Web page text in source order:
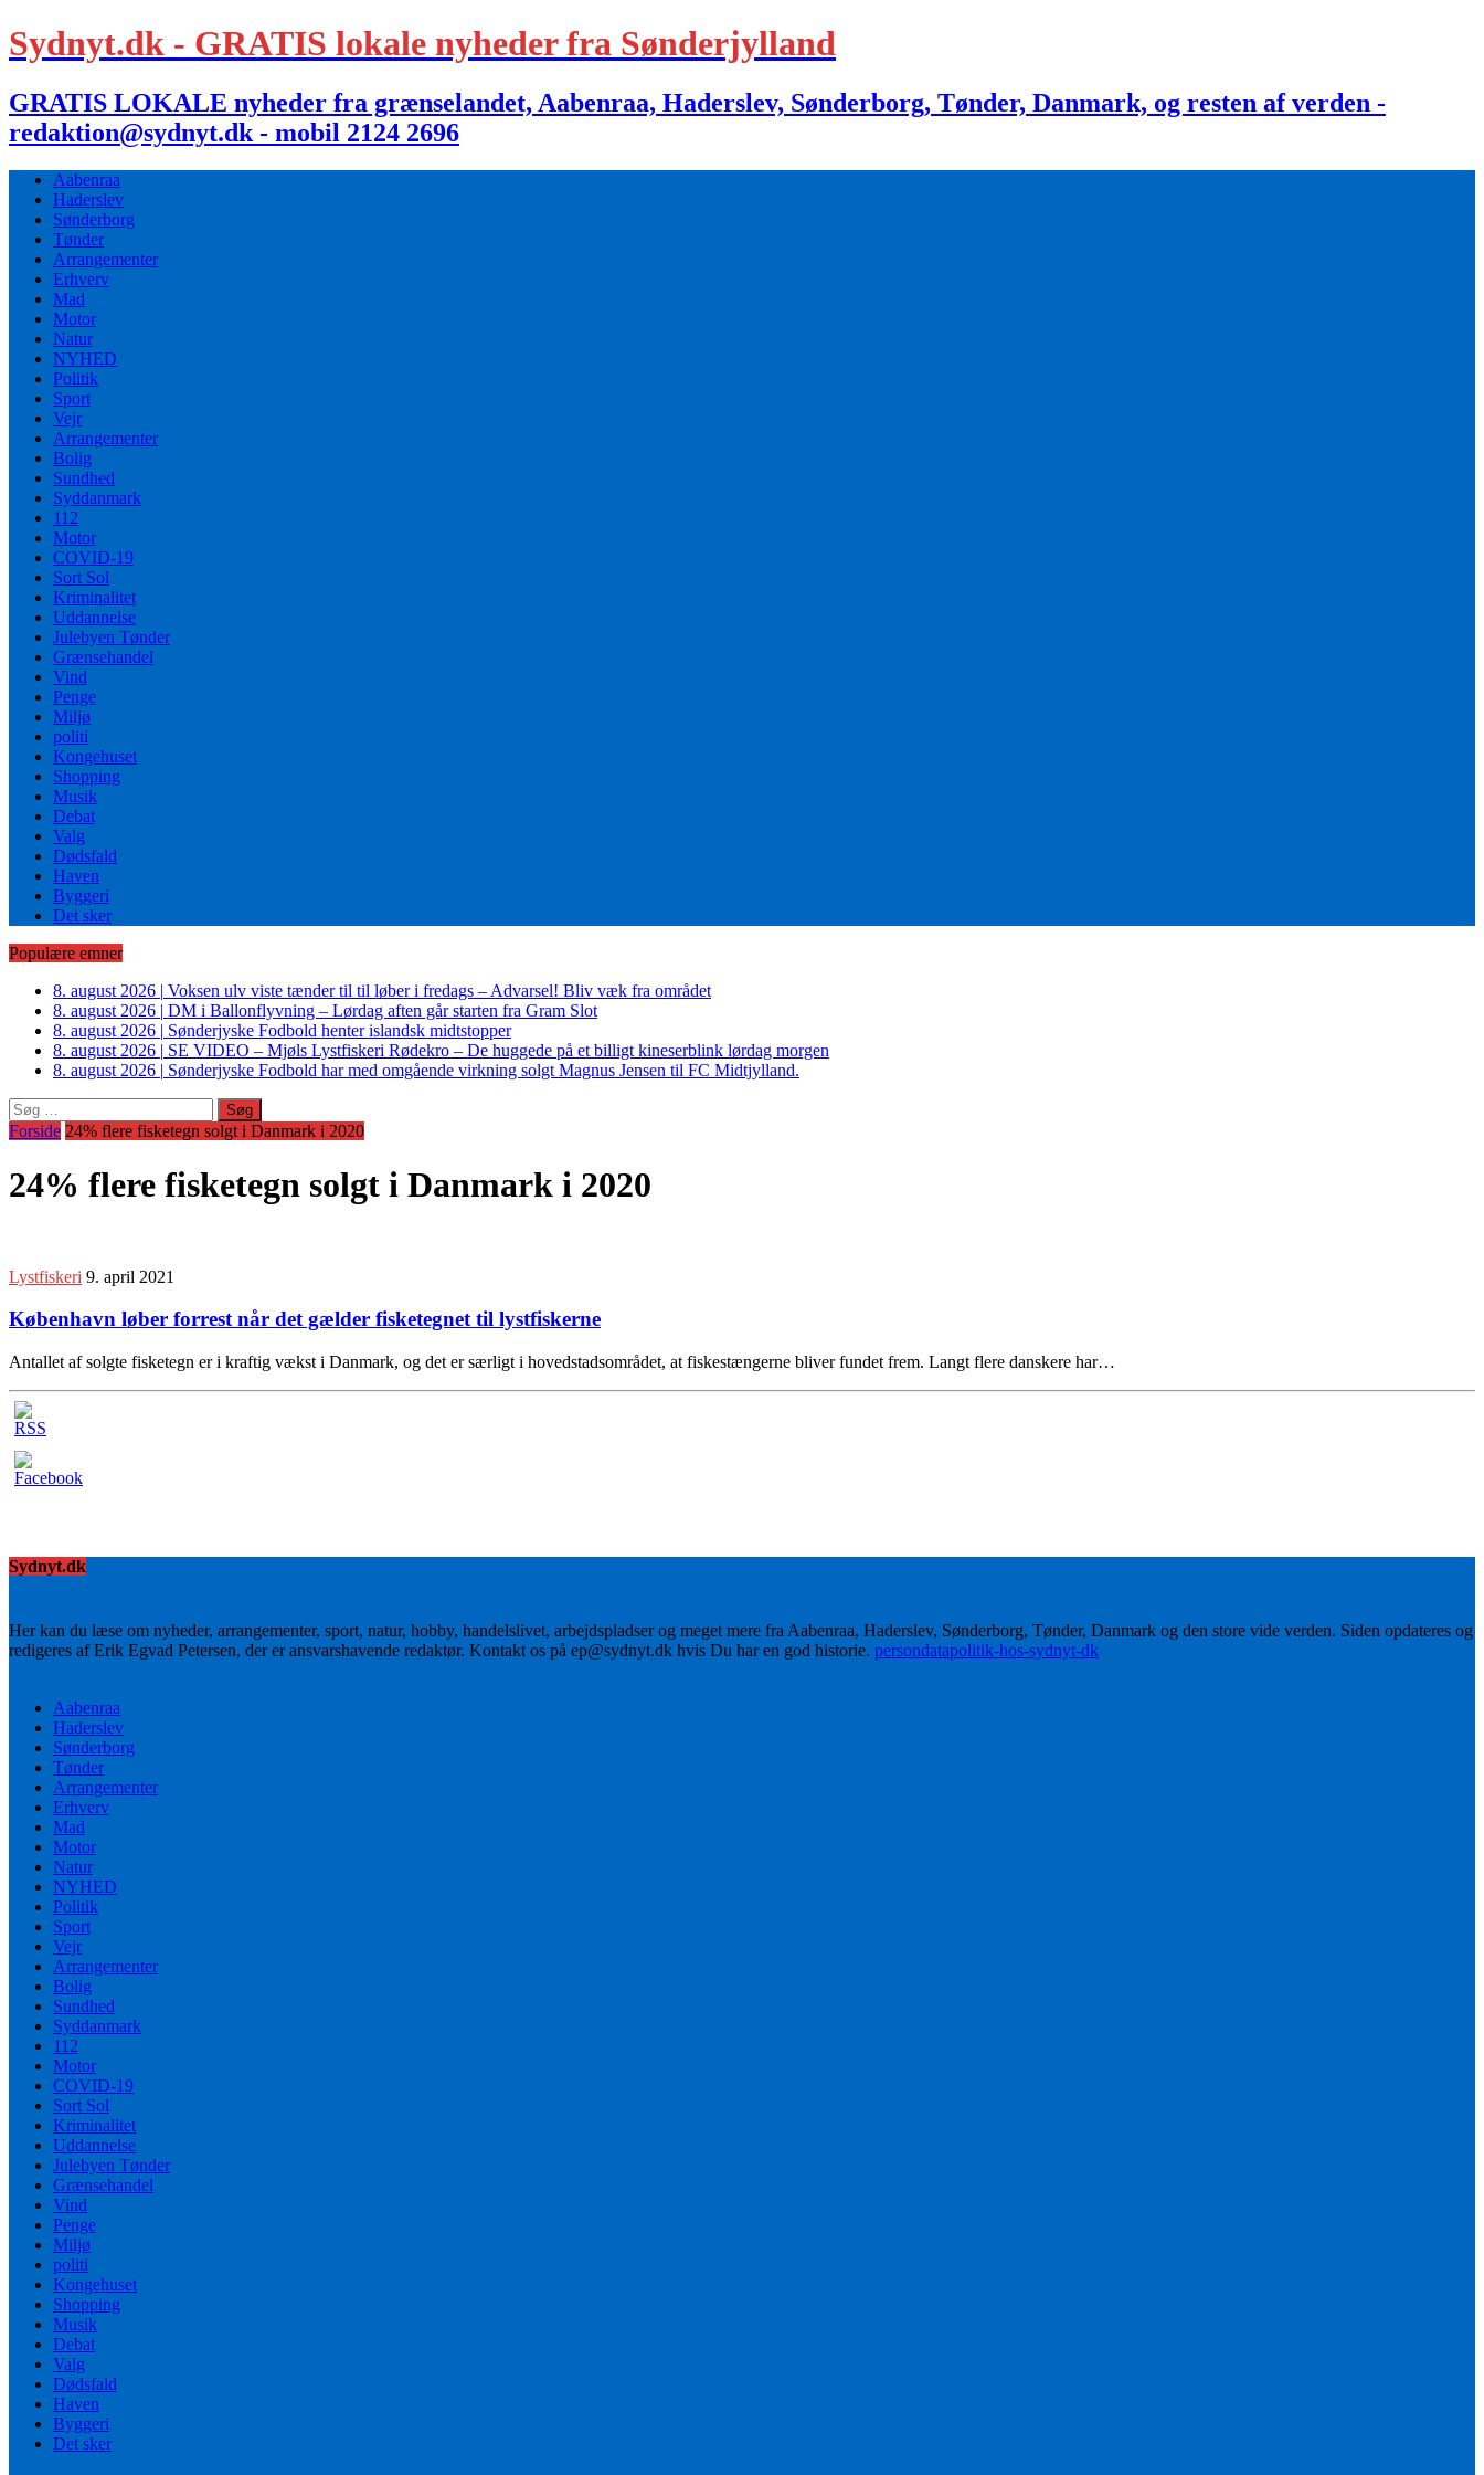
Sydnyt.dk - GRATIS lokale nyheder fra Sønderjylland
GRATIS LOKALE nyheder fra grænselandet, Aabenraa, Haderslev, Sønderborg, Tønder, Danmark, og resten af verden -
redaktion@sydnyt.dk - mobil 2124 2696
Aabenraa
Haderslev
Sønderborg
Tønder
Arrangementer
Erhverv
Mad
Motor
Natur
NYHED
Politik
Sport
Vejr
Arrangementer
Bolig
Sundhed
Syddanmark
112
Motor
COVID-19
Sort Sol
Kriminalitet
Uddannelse
Julebyen Tønder
Grænsehandel
Vind
Penge
Miljø
politi
Kongehuset
Shopping
Musik
Debat
Valg
Dødsfald
Haven
Byggeri
Det sker
Populære emner
8. august 2026 | Voksen ulv viste tænder til til løber i fredags – Advarsel! Bliv væk fra området
8. august 2026 | DM i Ballonflyvning – Lørdag aften går starten fra Gram Slot
8. august 2026 | Sønderjyske Fodbold henter islandsk midtstopper
8. august 2026 | SE VIDEO – Mjøls Lystfiskeri Rødekro – De huggede på et billigt kineserblink lørdag morgen
8. august 2026 | Sønderjyske Fodbold har med omgående virkning solgt Magnus Jensen til FC Midtjylland.
Søg
efter:
Forside 24% flere fisketegn solgt i Danmark i 2020
24% flere fisketegn solgt i Danmark i 2020
Lystfiskeri 9. april 2021
København løber forrest når det gælder fisketegnet til lystfiskerne
Antallet af solgte fisketegn er i kraftig vækst i Danmark, og det er særligt i hovedstadsområdet, at fiskestængerne bliver fundet frem. Langt flere danskere har…
Sydnyt.dk
Her kan du læse om nyheder, arrangementer, sport, natur, hobby, handelslivet, arbejdspladser og meget mere fra Aabenraa, Haderslev, Sønderborg, Tønder, Danmark og den store vide verden. Siden opdateres og
redigeres af Erik Egvad Petersen, der er ansvarshavende redaktør. Kontakt os på ep@sydnyt.dk hvis Du har en god historie. persondatapolitik-hos-sydnyt-dk
Aabenraa
Haderslev
Sønderborg
Tønder
Arrangementer
Erhverv
Mad
Motor
Natur
NYHED
Politik
Sport
Vejr
Arrangementer
Bolig
Sundhed
Syddanmark
112
Motor
COVID-19
Sort Sol
Kriminalitet
Uddannelse
Julebyen Tønder
Grænsehandel
Vind
Penge
Miljø
politi
Kongehuset
Shopping
Musik
Debat
Valg
Dødsfald
Haven
Byggeri
Det sker